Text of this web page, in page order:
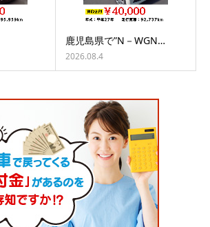
鹿児島県で”N－WGN…
2026.08.4